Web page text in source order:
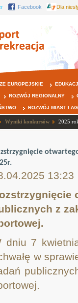
Facebook Dla
EUROPEJSKIE
ROZWÓJ REGIONALNY
ROZWÓJ MIAST I
Wyniki konkursów 2025
13:23
z
dniu 7
w